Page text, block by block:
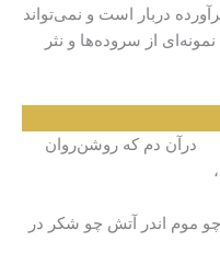
دربار است و نمی‌تواند
از سروده‌ها و نثر
درآن دم که روشن‌روان
موم اندر آتش چو شکر در